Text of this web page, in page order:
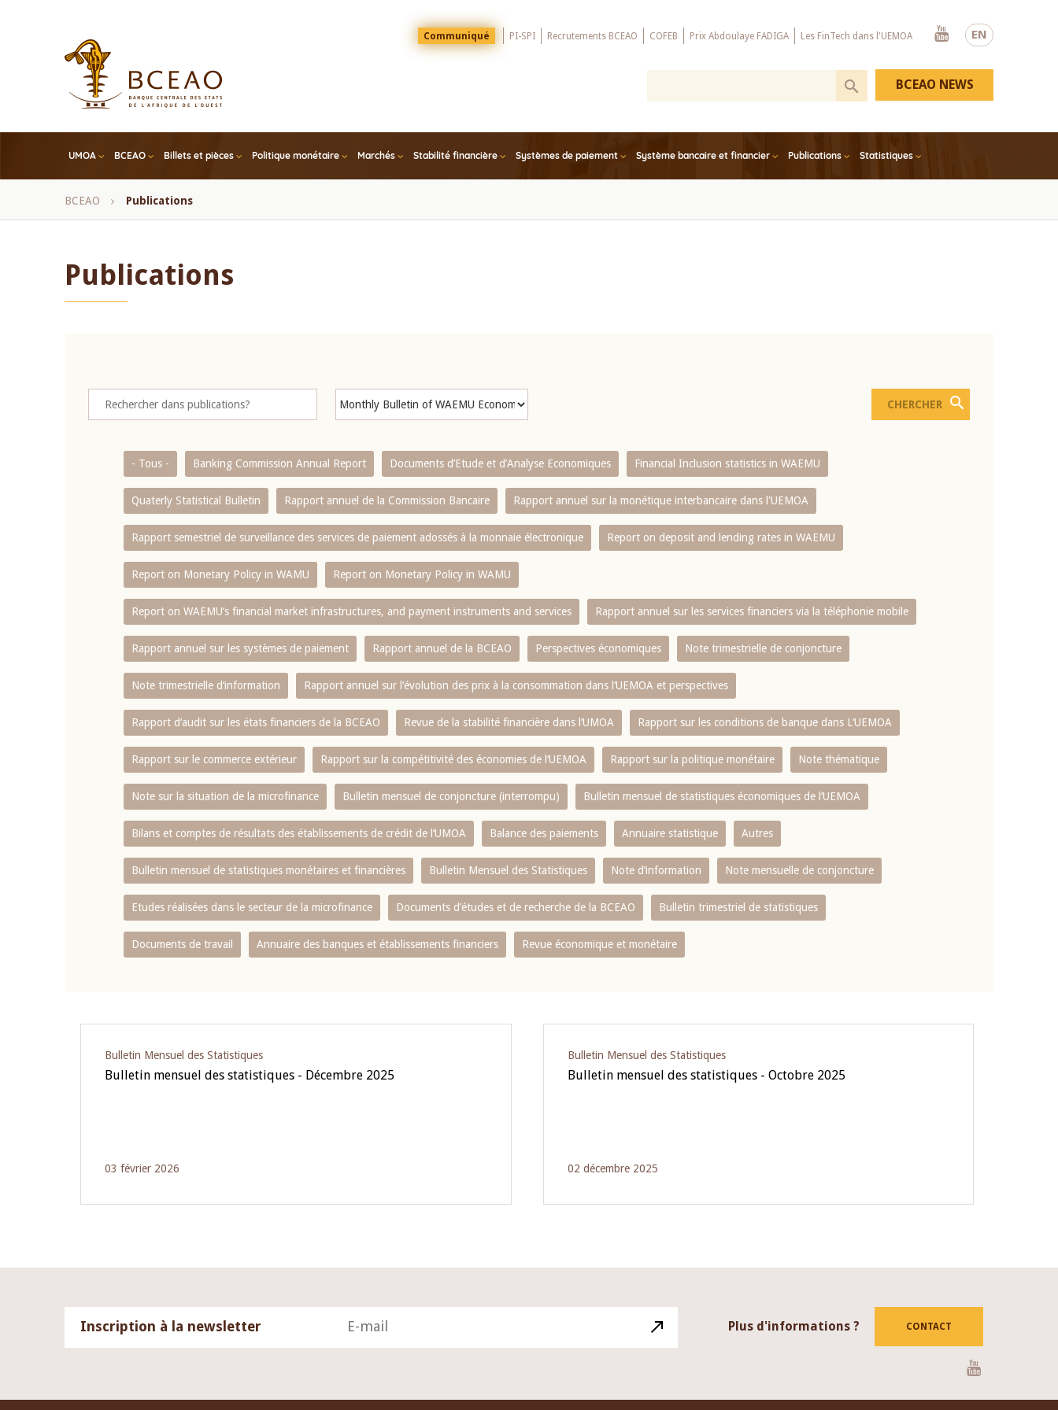
EN
Menu
Top
Communiqué PI-SPI Recrutements BCEAO COFEB Prix Abdoulaye FADIGA Les FinTech dans l'UEMOA
Youtube
UMOA BCEAO Billets et pièces Politique monétaire Marchés Stabilité financière Systèmes de paiement Système bancaire et financier Publications Statistiques
BCEAO NEWS
Fil
BCEAO Publications
Publications
- Tous - Banking Commission Annual Report Documents d’Etude et d’Analyse Economiques Financial Inclusion statistics in WAEMU
Quaterly Statistical Bulletin Rapport annuel de la Commission Bancaire Rapport annuel sur la monétique interbancaire dans l'UEMOA
Rapport semestriel de surveillance des services de paiement adossés à la monnaie électronique Report on deposit and lending rates in WAEMU
Report on Monetary Policy in WAMU Report on Monetary Policy in WAMU
Report on WAEMU’s financial market infrastructures, and payment instruments and services Rapport annuel sur les services financiers via la téléphonie mobile
Rapport annuel sur les systèmes de paiement Rapport annuel de la BCEAO Perspectives économiques Note trimestrielle de conjoncture
Note trimestrielle d‘information Rapport annuel sur l‘évolution des prix à la consommation dans l‘UEMOA et perspectives
Rapport d‘audit sur les états financiers de la BCEAO Revue de la stabilité financière dans l‘UMOA Rapport sur les conditions de banque dans L‘UEMOA
Rapport sur le commerce extérieur Rapport sur la compétitivité des économies de l‘UEMOA Rapport sur la politique monétaire Note thématique
Note sur la situation de la microfinance Bulletin mensuel de conjoncture (interrompu) Bulletin mensuel de statistiques économiques de l‘UEMOA
Bilans et comptes de résultats des établissements de crédit de l‘UMOA Balance des paiements Annuaire statistique Autres
Bulletin mensuel de statistiques monétaires et financières Bulletin Mensuel des Statistiques Note d’information Note mensuelle de conjoncture
Etudes réalisées dans le secteur de la microfinance Documents d’études et de recherche de la BCEAO Bulletin trimestriel de statistiques
Documents de travail Annuaire des banques et établissements financiers Revue économique et monétaire
Bulletin Mensuel des Statistiques
Bulletin mensuel des statistiques - Décembre 2025
03 février 2026
Bulletin Mensuel des Statistiques
Bulletin mensuel des statistiques - Octobre 2025
02 décembre 2025
Inscription à la newsletter Plus d'informations ? CONTACT